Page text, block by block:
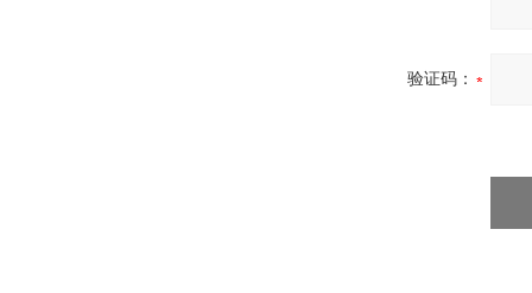
验证码：